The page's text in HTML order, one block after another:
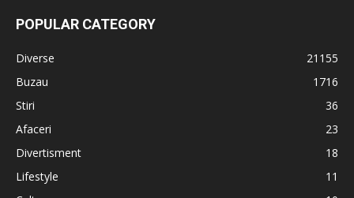
POPULAR CATEGORY
Diverse
21155
Buzau
1716
Stiri
36
Afaceri
23
Divertisment
18
Lifestyle
11